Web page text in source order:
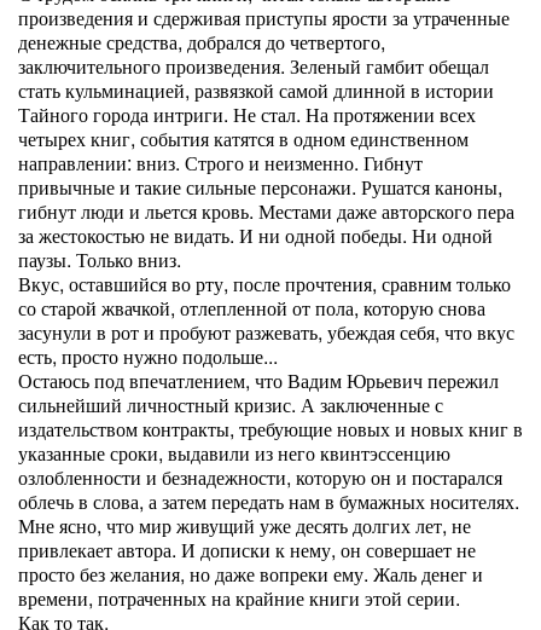
произведения и сдерживая приступы ярости за утраченные
денежные средства, добрался до четвертого,
заключительного произведения. Зеленый гамбит обещал
стать кульминацией, развязкой самой длинной в истории
Тайного города интриги. Не стал. На протяжении всех
четырех книг, события катятся в одном единственном
направлении: вниз. Строго и неизменно. Гибнут
привычные и такие сильные персонажи. Рушатся каноны,
гибнут люди и льется кровь. Местами даже авторского пера
за жестокостью не видать. И ни одной победы. Ни одной
паузы. Только вниз.
Вкус, оставшийся во рту, после прочтения, сравним только
со старой жвачкой, отлепленной от пола, которую снова
засунули в рот и пробуют разжевать, убеждая себя, что вкус
есть, просто нужно подольше...
Остаюсь под впечатлением, что Вадим Юрьевич пережил
сильнейший личностный кризис. А заключенные с
издательством контракты, требующие новых и новых книг в
указанные сроки, выдавили из него квинтэссенцию
озлобленности и безнадежности, которую он и постарался
облечь в слова, а затем передать нам в бумажных носителях.
Мне ясно, что мир живущий уже десять долгих лет, не
привлекает автора. И дописки к нему, он совершает не
просто без желания, но даже вопреки ему. Жаль денег и
времени, потраченных на крайние книги этой серии.
Как то так.